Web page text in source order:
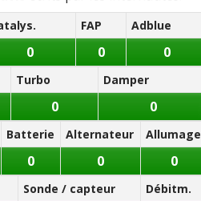
idéal)
idéal)
FAP Adblue
0 0 0
Turbo Damper
0 0
Batterie Alternateur Allumage
0 0 0
Sonde / capteur Débitm.